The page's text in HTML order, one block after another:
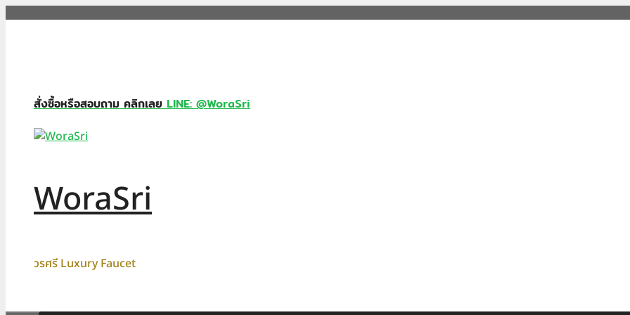
สั่งซื้อหรือสอบถาม คลิกเลยLINE: @WoraSri
WoraSri
วรศรี Luxury Faucet